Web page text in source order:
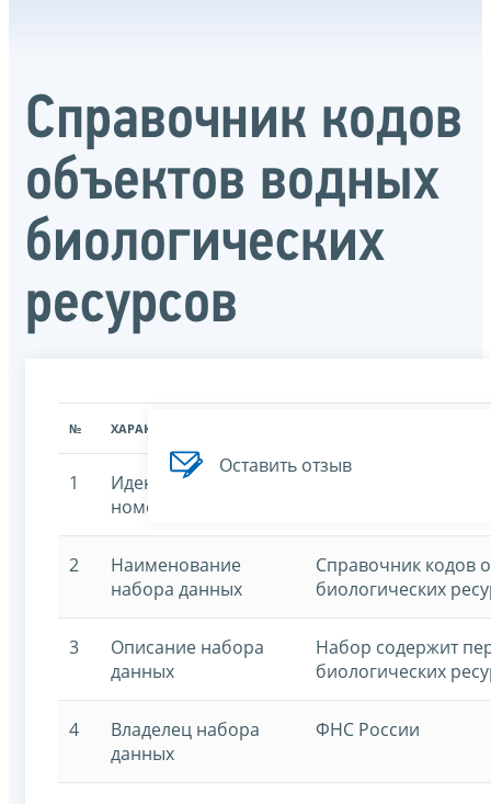
Справочник кодов
объектов водных
биологических
ресурсов
№ ХАРАКТЕРИСТИКА
1
Идентификационный
номер
2
Наименование
набора данных
Справочник кодов
биологических
3
Описание набора
данных
Набор содержит
биологических
4
Владелец набора
данных
ФНС России
Оставить отзыв